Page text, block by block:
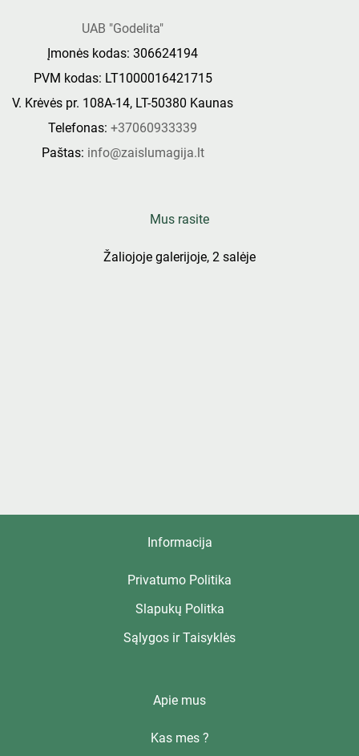
UAB "Godelita"
Įmonės kodas: 306624194
PVM kodas: LT1000016421715
V. Krėvės pr. 108A-14, LT-50380 Kaunas
Telefonas: +37060933339
Paštas: info@zaislumagija.lt
Mus rasite
Žaliojoje galerijoje, 2 salėje
Informacija
Privatumo Politika
Slapukų Politka
Sąlygos ir Taisyklės
Apie mus
Kas mes ?